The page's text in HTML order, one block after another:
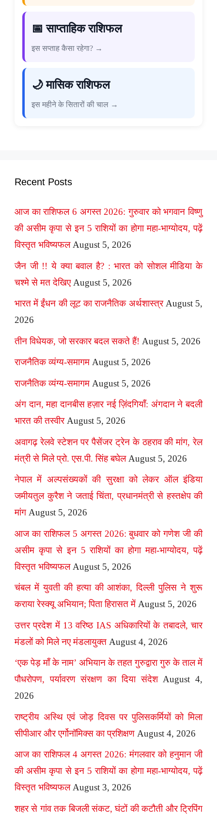
📅 साप्ताहिक राशिफल
इस सप्ताह कैसा रहेगा? →
🌙 मासिक राशिफल
इस महीने के सितारों की चाल →
Recent Posts
आज का राशिफल 6 अगस्त 2026: गुरुवार को भगवान विष्णु
की असीम कृपा से इन 5 राशियों का होगा महा-भाग्योदय, पढ़ें
विस्तृत भविष्यफल August 5, 2026
जैन जी !! ये क्या बवाल है? : भारत को सोशल मीडिया के
चश्मे से मत देखिए August 5, 2026
भारत में ईंधन की लूट का राजनैतिक अर्थशास्त्र August 5,
2026
तीन विधेयक, जो सरकार बदल सकते हैं! August 5, 2026
राजनैतिक व्यंग्य-समागम August 5, 2026
राजनैतिक व्यंग्य-समागम August 5, 2026
अंग दान, महा दानबीस हज़ार नई ज़िंदगियाँ: अंगदान ने बदली
भारत की तस्वीर August 5, 2026
अवागढ़ रेलवे स्टेशन पर पैसेंजर ट्रेन के ठहराव की मांग, रेल
मंत्री से मिले प्रो. एस.पी. सिंह बघेल August 5, 2026
नेपाल में अल्पसंख्यकों की सुरक्षा को लेकर ऑल इंडिया
जमीयतुल कुरैश ने जताई चिंता, प्रधानमंत्री से हस्तक्षेप की
मांग August 5, 2026
आज का राशिफल 5 अगस्त 2026: बुधवार को गणेश जी की
असीम कृपा से इन 5 राशियों का होगा महा-भाग्योदय, पढ़ें
विस्तृत भविष्यफल August 5, 2026
चंबल में युवती की हत्या की आशंका, दिल्ली पुलिस ने शुरू
कराया रेस्क्यू अभियान; पिता हिरासत में August 5, 2026
उत्तर प्रदेश में 13 वरिष्ठ IAS अधिकारियों के तबादले, चार
मंडलों को मिले नए मंडलायुक्त August 4, 2026
‘एक पेड़ माँ के नाम’ अभियान के तहत गुरुद्वारा गुरु के ताल में
पौधरोपण, पर्यावरण संरक्षण का दिया संदेश August 4,
2026
राष्ट्रीय अस्थि एवं जोड़ दिवस पर पुलिसकर्मियों को मिला
सीपीआर और एर्गोनॉमिक्स का प्रशिक्षण August 4, 2026
आज का राशिफल 4 अगस्त 2026: मंगलवार को हनुमान जी
की असीम कृपा से इन 5 राशियों का होगा महा-भाग्योदय, पढ़ें
विस्तृत भविष्यफल August 3, 2026
शहर से गांव तक बिजली संकट, घंटों की कटौती और ट्रिपिंग